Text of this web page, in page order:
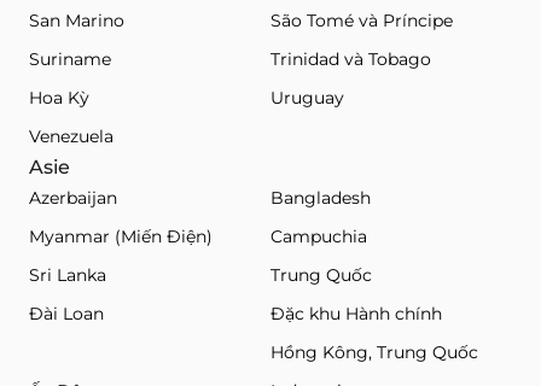
San Marino
São Tomé và Príncipe
Suriname
Trinidad và Tobago
Hoa Kỳ
Uruguay
Venezuela
Asie
Azerbaijan
Bangladesh
Myanmar (Miến Điện)
Campuchia
Sri Lanka
Trung Quốc
Đài Loan
Đặc khu Hành chính
Hồng Kông, Trung Quốc